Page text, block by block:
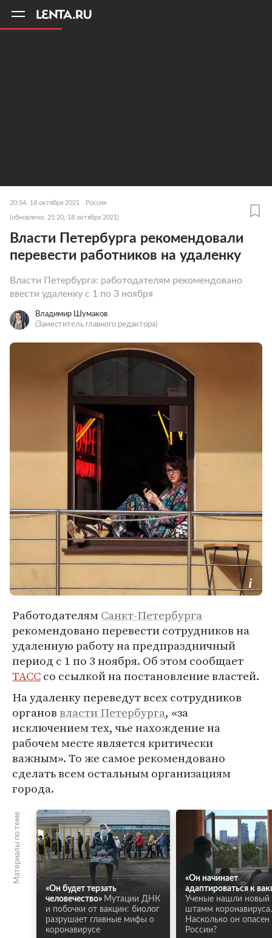
20:54, 18 октября 2021 Россия
(обновлено: 21:20, 18 октября 2021)
Власти Петербурга рекомендовали
перевести работников на удаленку
Власти Петербурга: работодателям рекомендовано
ввести удаленку с 1 по 3 ноября
Владимир Шумаков
(Заместитель главного редактора)
РаботодателямСанкт-Петербурга
рекомендовано перевести сотрудников на
удаленную работу на предпраздничный
период с 1 по 3 ноября. Об этом сообщает
ТАССсо ссылкой на постановление властей.
На удаленку переведут всех сотрудников
органоввласти Петербурга, «за
исключением тех, чье нахождение на
рабочем месте является критически
важным». То же самое рекомендовано
сделать всем остальным организациям
города.
Материалы по теме
«Он будет терзать
человечество» Мутации ДНК
и побочки от вакцин: биолог
разрушает главные мифы о
коронавирусе
«Он начинает
адаптироваться к
Ученые нашли новый
штамм коронавируса.
Насколько он опасен
России?